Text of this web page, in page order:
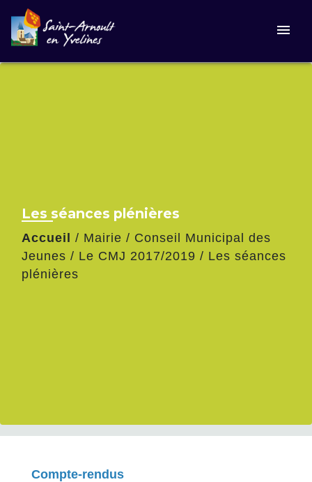
menu
Les séances plénières
Accueil / Mairie / Conseil Municipal des
Jeunes / Le CMJ 2017/2019 / Les séances
plénières
Compte-rendus